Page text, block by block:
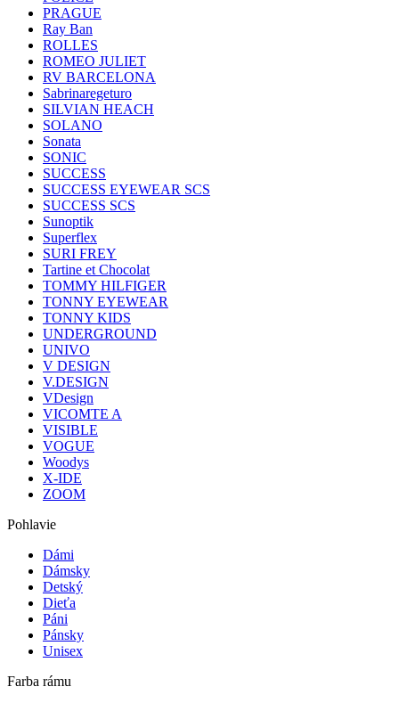
PRAGUE
Ray Ban
ROLLES
ROMEO JULIET
RV BARCELONA
Sabrinaregeturo
SILVIAN HEACH
SOLANO
Sonata
SONIC
SUCCESS
SUCCESS EYEWEAR SCS
SUCCESS SCS
Sunoptik
Superflex
SURI FREY
Tartine et Chocolat
TOMMY HILFIGER
TONNY EYEWEAR
TONNY KIDS
UNDERGROUND
UNIVO
V DESIGN
V.DESIGN
VDesign
VICOMTE A
VISIBLE
VOGUE
Woodys
X-IDE
ZOOM
Pohlavie
Dámi
Dámsky
Detský
Dieťa
Páni
Pánsky
Unisex
Farba rámu